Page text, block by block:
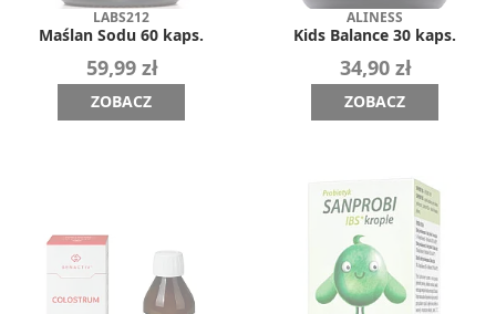
LABS212
Maślan Sodu 60 kaps.
59,99 zł
ZOBACZ
ALINESS
Kids Balance 30 kaps.
34,90 zł
ZOBACZ